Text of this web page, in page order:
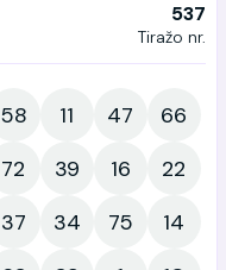
537
Tiražo nr.
58 11 47
66
72 39 16
22
37 34 75
14